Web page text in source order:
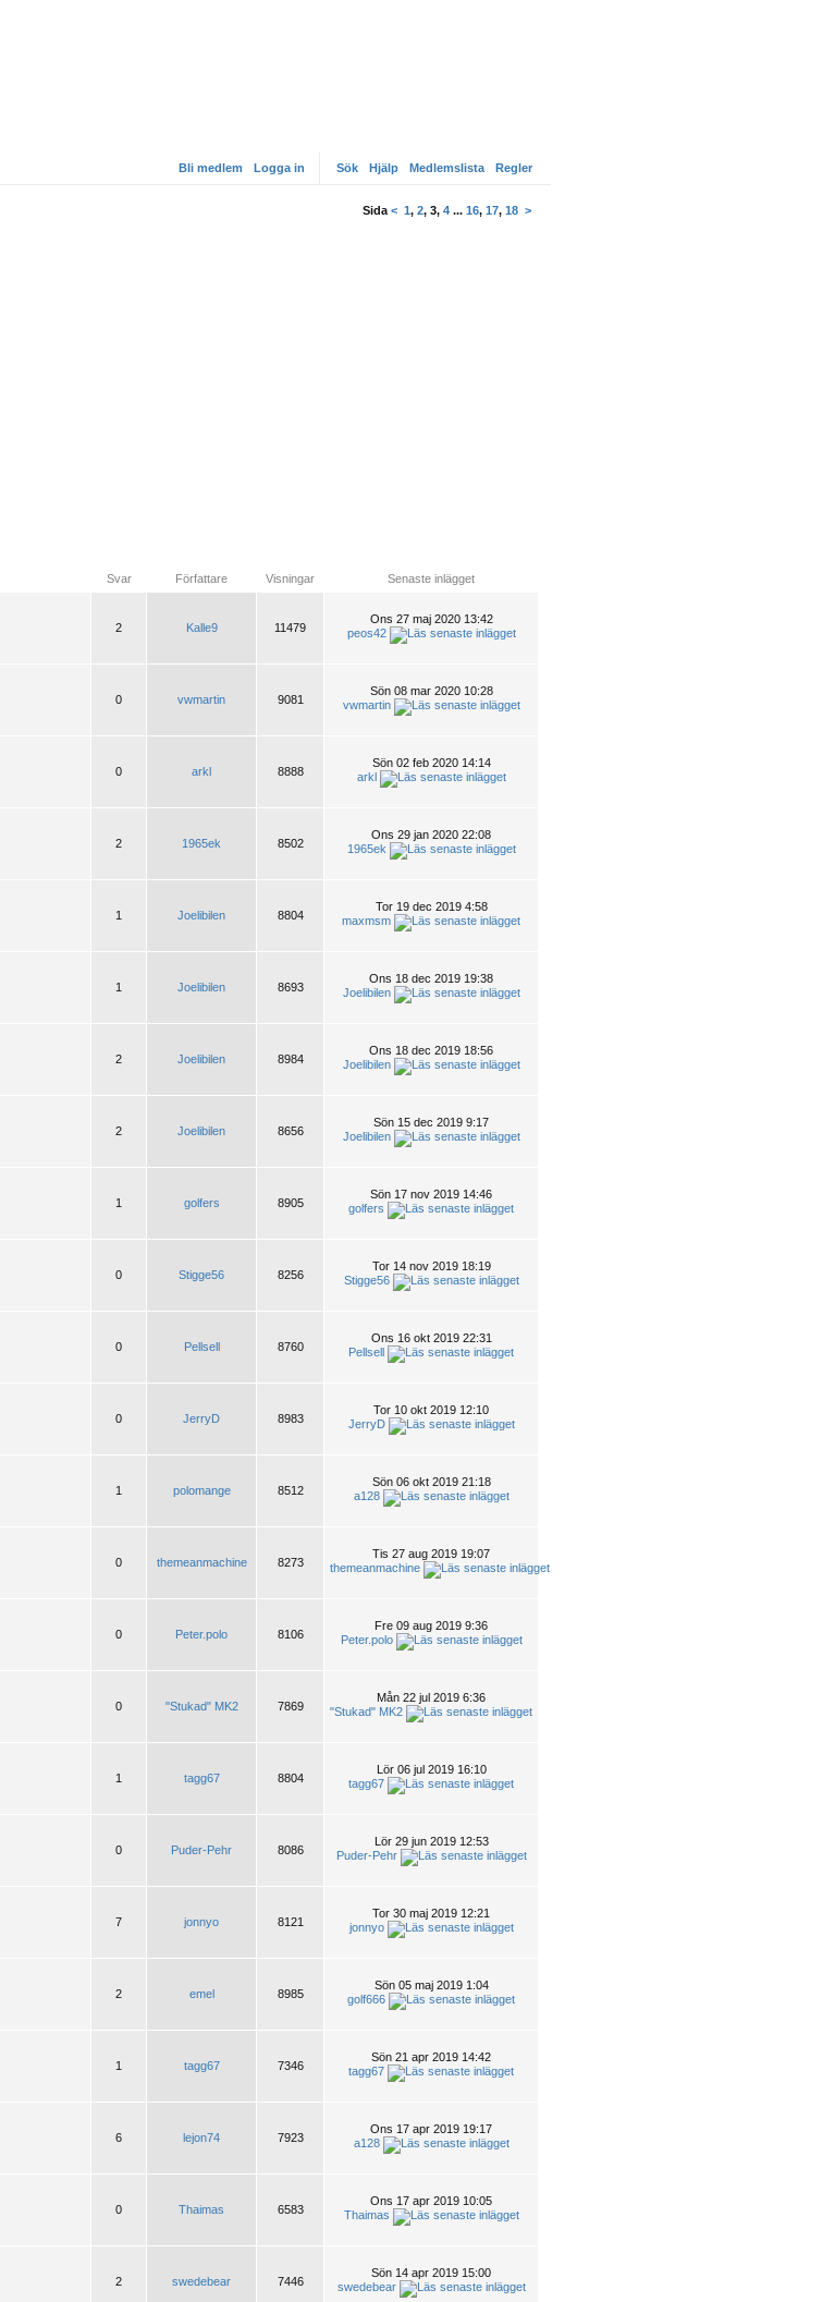
Bli medlem Logga in Sök Hjälp Medlemslista Regler
Sida < 1, 2, 3, 4 ... 16, 17, 18 >
Svar Författare Visningar Senaste inlägget
2 Kalle9 11479
Ons 27 maj 2020 13:42
peos42
0 vwmartin 9081
Sön 08 mar 2020 10:28
vwmartin
0 arkl 8888
Sön 02 feb 2020 14:14
arkl
2 1965ek 8502
Ons 29 jan 2020 22:08
1965ek
1 Joelibilen 8804
Tor 19 dec 2019 4:58
maxmsm
1 Joelibilen 8693
Ons 18 dec 2019 19:38
Joelibilen
2 Joelibilen 8984
Ons 18 dec 2019 18:56
Joelibilen
2 Joelibilen 8656
Sön 15 dec 2019 9:17
Joelibilen
1 golfers 8905
Sön 17 nov 2019 14:46
golfers
0 Stigge56 8256
Tor 14 nov 2019 18:19
Stigge56
0 Pellsell 8760
Ons 16 okt 2019 22:31
Pellsell
0 JerryD 8983
Tor 10 okt 2019 12:10
JerryD
1 polomange 8512
Sön 06 okt 2019 21:18
a128
0 themeanmachine 8273
Tis 27 aug 2019 19:07
themeanmachine
0 Peter.polo 8106
Fre 09 aug 2019 9:36
Peter.polo
0 "Stukad" MK2 7869
Mån 22 jul 2019 6:36
"Stukad" MK2
1 tagg67 8804
Lör 06 jul 2019 16:10
tagg67
0 Puder-Pehr 8086
Lör 29 jun 2019 12:53
Puder-Pehr
7 jonnyo 8121
Tor 30 maj 2019 12:21
jonnyo
2 emel 8985
Sön 05 maj 2019 1:04
golf666
1 tagg67 7346
Sön 21 apr 2019 14:42
tagg67
6 lejon74 7923
Ons 17 apr 2019 19:17
a128
0 Thaimas 6583
Ons 17 apr 2019 10:05
Thaimas
2 swedebear 7446
Sön 14 apr 2019 15:00
swedebear